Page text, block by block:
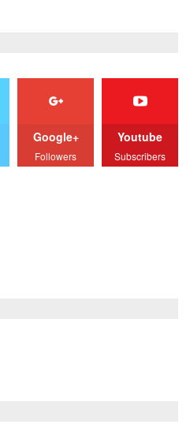
Google+
Followers
Youtube
Subscribers